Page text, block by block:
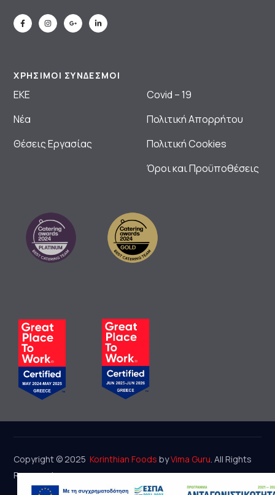
ΧΡΗΣΙΜΟΙ ΣΥΝΔΕΣΜΟΙ
ΕΚΕ
Νέα
Θέσεις Εργασίας
Covid – 19
Πολιτική Απορρήτου
Πολιτική Cookies
Όροι και Προϋποθέσεις
Copyright © 2025Korinthian FoodsbyVima Guru . All Rights
Reserved.